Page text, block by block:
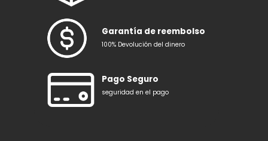
Garantía de reembolso
100% Devolución del dinero
Pago Seguro
seguridad en el pago